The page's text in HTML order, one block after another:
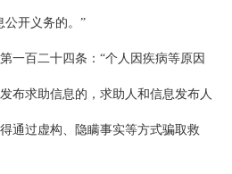
公开义务的。”
一百二十四条：“个人因疾病等原因
布求助信息的，求助人和信息发布人
通过虚构、隐瞒事实等方式骗取救